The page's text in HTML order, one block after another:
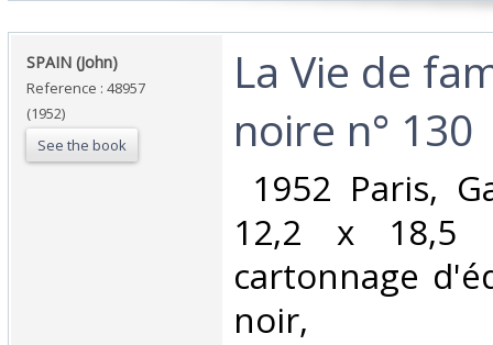
‎SPAIN (John) ‎
Reference : 48957
(1952)
See the book
‎La Vie de
noire n° 130‎
1952 Paris,
12,2 x 18,5
cartonnage
noir, ‎